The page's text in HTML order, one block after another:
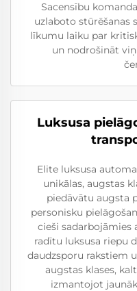
Sacensību
uzlaboto stūrēšanas
līkumu laiku par
un nodrošināt
Luksusa
Elite luksusa
unikālas, augstas
piedāvātu augsta
personisku
cieši sadarbojāmies
radītu luksusa riepu
daudzsporu rakstiem
augstas klases,
izmantojot